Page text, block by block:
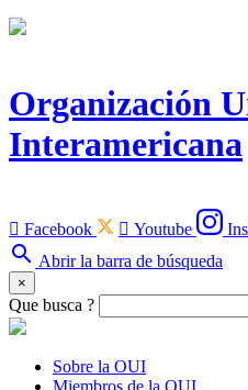
Organización
Interamericana
 Facebook  Youtube
search Abrir la barra de búsqueda
×
Que busca ?
Sobre la OUI
Miembros de la OUI